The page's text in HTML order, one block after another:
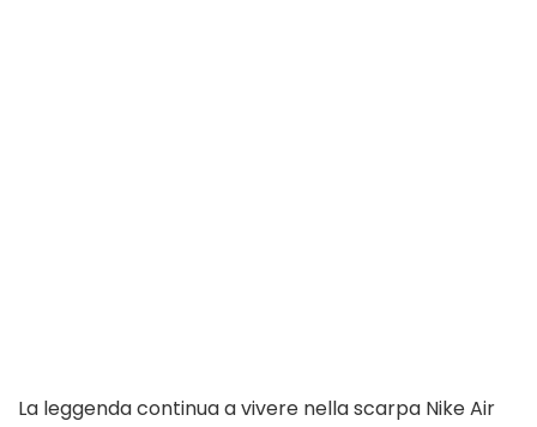
La leggenda continua a vivere nella scarpa Nike Air